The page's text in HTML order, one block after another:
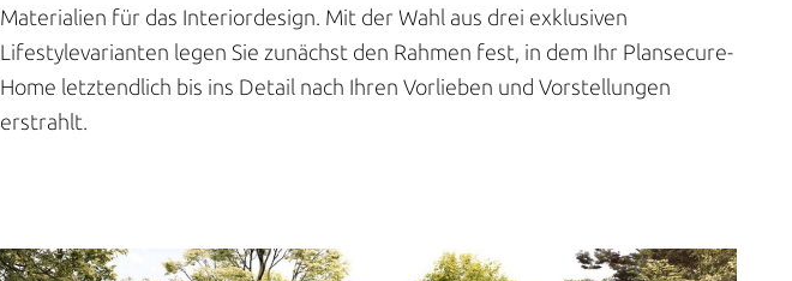
Materialien für das Interiordesign. Mit der Wahl aus drei exklusiven
Lifestylevarianten legen Sie zunächst den Rahmen fest, in dem Ihr Plansecure-
Home letztendlich bis ins Detail nach Ihren Vorlieben und Vorstellungen
erstrahlt.